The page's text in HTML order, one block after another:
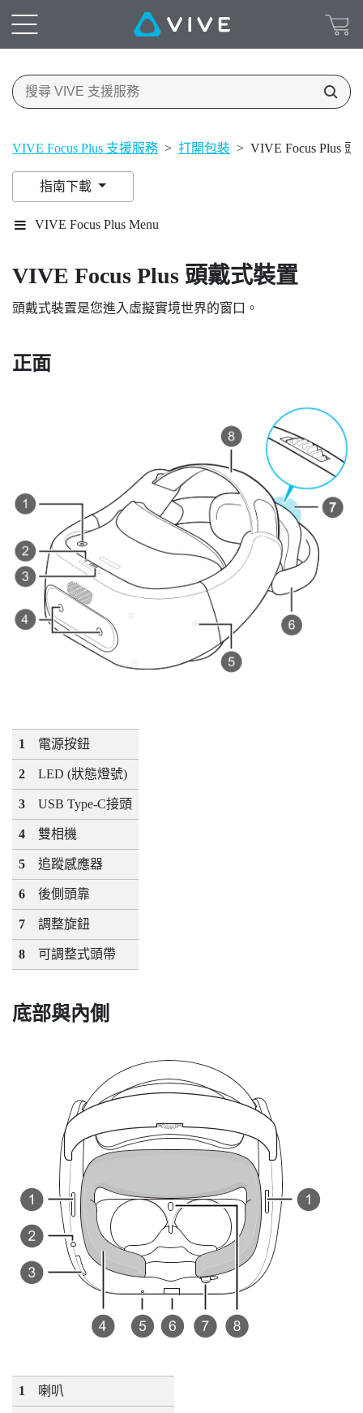
VIVE Focus Plus 支援服務 > 打開包裝 > VIVE Focus Plus 頭
指南下載
VIVE Focus Plus Menu
VIVE Focus Plus 頭戴式裝置
頭戴式裝置是您進入虛擬實境世界的窗口。
正面
1 電源按鈕
2 LED (狀態燈號)
3 USB Type-C接頭
4 雙相機
5 追蹤感應器
6 後側頭靠
7 調整旋鈕
8 可調整式頭帶
底部與內側
1 喇叭